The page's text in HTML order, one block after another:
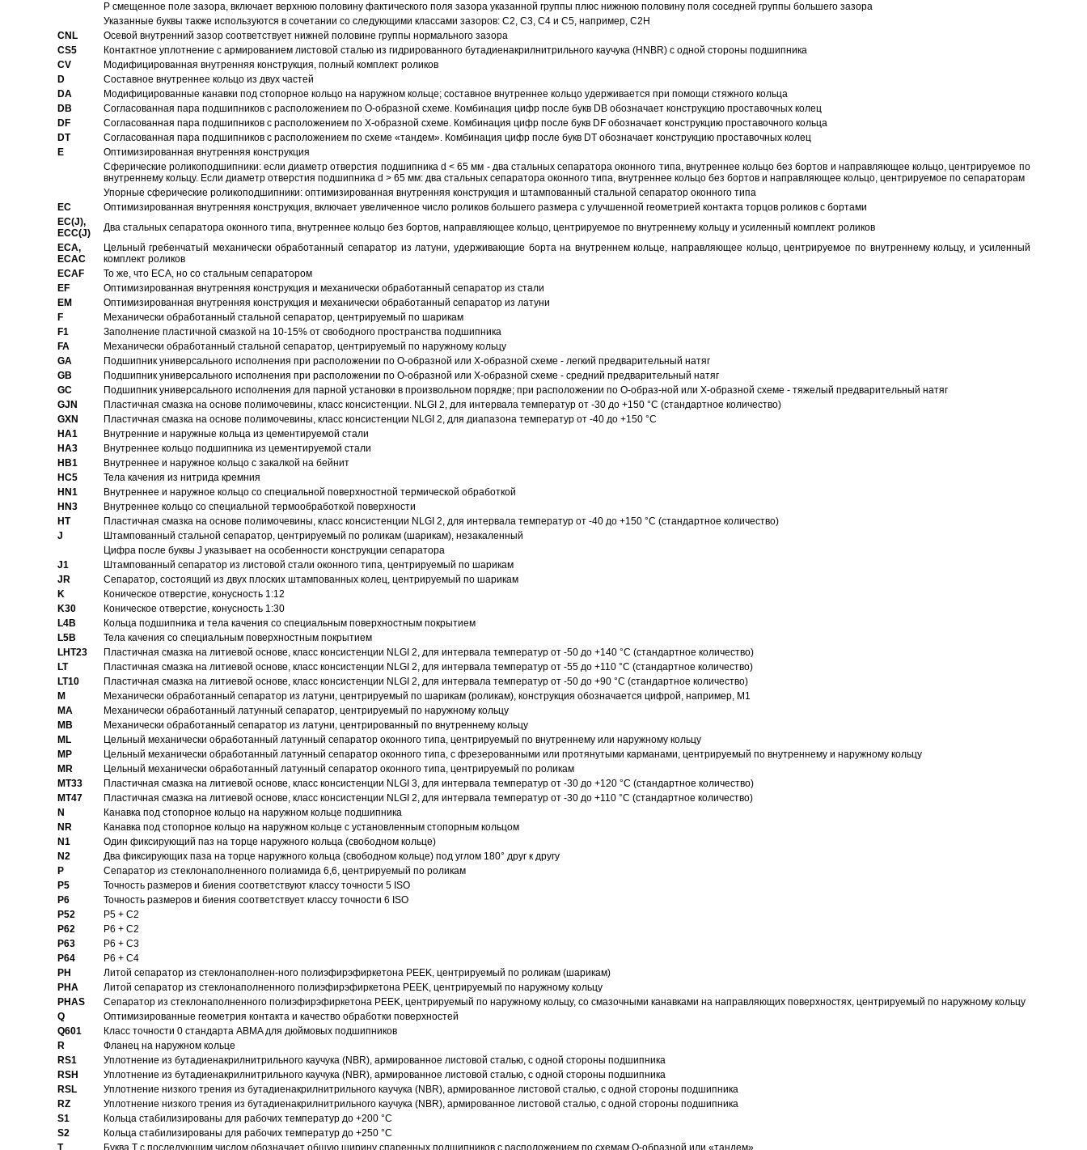
P смещенное поле зазора, включает верхнюю половину фактического поля зазора указанной группы плюс нижнюю половину поля соседней группы большего зазора
Указанные буквы также используются в сочетании со следующими классами зазоров: С2, C3, С4 и С5, например, С2Н
CNL
Осевой внутренний зазор соответствует нижней половине группы нормального зазора
CS5
Контактное уплотнение с армированием листовой сталью из гидрированного бутадиенакрилнитрильного каучука (HNBR) с одной стороны подшипника
CV
Модифицированная внутренняя конструкция, полный комплект роликов
D
Составное внутреннее кольцо из двух частей
DA
Модифицированные канавки под стопорное кольцо на наружном кольце; составное внутреннее кольцо удерживается при помощи стяжного кольца
DB
Согласованная пара подшипников с расположением по О-образной схеме. Комбинация цифр после букв DB обозначает конструкцию проставочных колец
DF
Согласованная пара подшипников с расположением по Х-образной схеме. Комбинация цифр после букв DF обозначает конструкцию проставочного кольца
DT
Согласованная пара подшипников с расположением по схеме «тандем». Комбинация цифр после букв DT обозначает конструкцию проставочных колец
E
Оптимизированная внутренняя конструкция
Сферические роликоподшипники: если диаметр отверстия подшипника d < 65 мм - два стальных сепаратора оконного типа, внутреннее кольцо без бортов и направляющее кольцо, центрируемое по
внутреннему кольцу. Если диаметр отверстия подшипника d > 65 мм: два стальных сепаратора оконного типа, внутреннее кольцо без бортов и направляющее кольцо, центрируемое по сепараторам
Упорные сферические роликоподшипники: оптимизированная внутренняя конструкция и штампованный стальной сепаратор оконного типа
EC
Oптимизированная внутренняя конструкция, включает увеличенное число роликов большего размера с улучшенной геометрией контакта торцов роликов с бортами
EC(J),
ECC(J)
Два стальных сепаратора оконного типа, внутреннее кольцо без бортов, направляющее кольцо, центрируемое по внутреннему кольцу и усиленный комплект роликов
ECA,
ECAC
Цельный гребенчатый механически обработанный сепаратор из латуни, удерживающие борта на внутреннем кольце, направляющее кольцо, центрируемое по внутреннему кольцу, и усиленный
комплект роликов
ECAF
То же, что ECA, но со стальным сепаратором
EF
Оптимизированная внутренняя конструкция и механически обработанный сепаратор из стали
EM
Оптимизированная внутренняя конструкция и механически обработанный сепаратор из латуни
F
Механически обработанный стальной сепаратор, центрируемый по шарикам
F1
Заполнение пластичной смазкой на 10-15% от свободного пространства подшипника
FA
Механически обработанный стальной сепаратор, центрируемый по наружному кольцу
GA
Подшипник универсального исполнения при расположении по О-образной или Х-образной схеме - легкий предварительный натяг
GB
Подшипник универсального исполнения при расположении по О-образной или Х-образной схеме - средний предварительный натяг
GC
Подшипник универсального исполнения для парной установки в произвольном порядке; при расположении по О-образ-ной или Х-образной схеме - тяжелый предварительный натяг
GJN
Пластичная смазка на основе полимочевины, класс консистенции. NLGI 2, для интервала температур от -30 до +150 °C (стандартное количество)
GXN
Пластичная смазка на основе полимочевины, класс консистенции NLGI 2, для диапазона температур от -40 до +150 °C
HA1
Внутренние и наружные кольца из цементируемой стали
HA3
Bнутреннее кольцо подшипника из цементируемой стали
HB1
Bнутреннее и наружное кольцо с закалкой на бейнит
HC5
Тела качения из нитрида кремния
HN1
Bнутреннее и наружное кольцо со специальной поверхностной термической обработкой
HN3
Внутреннее кольцо со специальной термообработкой поверхности
HT
Пластичная смазка на основе полимочевины, класс консистенции NLGI 2, для интервала температур от -40 до +150 °C (стандартное количество)
J
Штампованный стальной сепаратор, центрируемый по роликам (шарикам), незакаленный
Цифра после буквы J указывает на особенности конструкции сепаратора
J1
Штампованный сепаратор из листовой стали оконного типа, центрируемый по шарикам
JR
Сепаратор, состоящий из двух плоских штампованных колец, центрируемый по шарикам
K
Коническое отверстие, конусность 1:12
K30
Коническое отверстие, конусность 1:30
L4B
Кольца подшипника и тела качения со специальным поверхностным покрытием
L5B
Тела качения со специальным поверхностным покрытием
LHT23
Пластичная смазка на литиевой основе, класс консистенции NLGI 2, для интервала температур от -50 до +140 °C (стандартное количество)
LT
Пластичная смазка на литиевой основе, класс консистенции NLGI 2, для интервала температур от -55 до +110 °C (стандартное количество)
LT10
Пластичная смазка на литиевой основе, класс консистенции NLGI 2, для интервала температур от -50 до +90 °C (стандартное количество)
M
Механически обработанный сепаратор из латуни, центрируемый по шарикам (роликам), конструкция обозначается цифрой, например, M1
MA
Механически обработанный латунный сепаратор, центрируемый по наружному кольцу
MB
Механически обработанный сепаратор из латуни, центрированный по внутреннему кольцу
ML
Цельный механически обработанный латунный сепаратор оконного типа, центрируемый по внутреннему или наружному кольцу
MP
Цельный механически обработанный латунный сепаратор оконного типа, с фрезерованными или протянутыми карманами, центрируемый по внутреннему и наружному кольцу
MR
Цельный механически обработанный латунный сепаратор оконного типа, центрируемый по роликам
MT33
Пластичная смазка на литиевой основе, класс консистенции NLGI 3, для интервала температур от -30 до +120 °C (стандартное количество)
MT47
Пластичная смазка на литиевой основе, класс консистенции NLGI 2, для интервала температур от -30 до +110 °C (стандартное количество)
N
Канавка под стопорное кольцо на наружном кольце подшипника
NR
Канавка под стопорное кольцо на наружном кольце с установленным стопорным кольцом
N1
Один фиксирующий паз на торце наружного кольца (свободном кольце)
N2
Два фиксирующих паза на торце наружного кольца (свободном кольце) под углом 180° друг к другу
P
Cепаратор из стеклонаполненного полиамида 6,6, центрируемый по роликам
P5
Точность размеров и биения соответствуют классу точности 5 ISO
P6
Точность размеров и биения соответствует классу точности 6 ISO
P52
P5 + C2
P62
P6 + C2
P63
P6 + C3
P64
P6 + C4
PH
Литой сепаратор из стеклонаполнен-ного полиэфирэфиркетона PEEK, центрируемый по роликам (шарикам)
PHA
Литой сепаратор из стеклонаполненного полиэфирэфиркетона PEEK, центрируемый по наружному кольцу
PHAS
Сепаратор из стеклонаполненного полиэфирэфиркетона PEEK, центрируемый по наружному кольцу, со смазочными канавками на направляющих поверхностях, центрируемый по наружному кольцу
Q
Оптимизированные геометрия контакта и качество обработки поверхностей
Q601
Класс точности 0 стандарта ABMA для дюймовых подшипников
R
Фланец на наружном кольце
RS1
Уплотнение из бутадиенакрилнитрильного каучука (NBR), армированное листовой сталью, с одной стороны подшипника
RSH
Уплотнение из бутадиенакрилнитрильного каучука (NBR), армированное листовой сталью, с одной стороны подшипника
RSL
Уплотнение низкого трения из бутадиенакрилнитрильного каучука (NBR), армированное листовой сталью, с одной стороны подшипника
RZ
Уплотнение низкого трения из бутадиенакрилнитрильного каучука (NBR), армированное листовой сталью, с одной стороны подшипника
S1
Кольца стабилизированы для рабочих температур до +200 °C
S2
Кольца стабилизированы для рабочих температур до +250 °C
T
Буква T с последующим числом обозначает общую ширину спаренных подшипников с расположением по схемам О-образной или «тандем»